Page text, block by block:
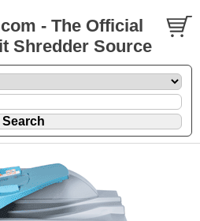
- The Official
Shredder Source